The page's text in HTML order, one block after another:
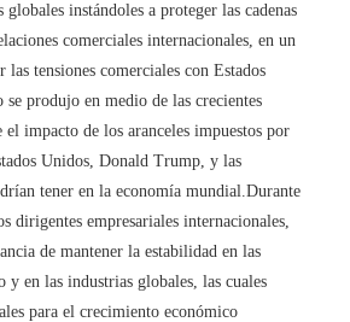
instándoles a proteger las cadenas
comerciales internacionales, en un
las tensiones comerciales con Estados
produjo en medio de las crecientes
el impacto de los aranceles impuestos por
Unidos, Donald Trump, y las
tener en la economía mundial.Durante
dirigentes empresariales internacionales,
de mantener la estabilidad en las
y en las industrias globales, las cuales
para el crecimiento económico